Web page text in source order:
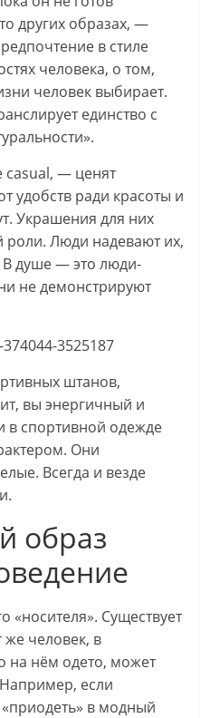
других образах, —
в стиле
человека, о том,
человек выбирает.
единство с
— ценят
удобств ради красоты и
Украшения для них
роли. Люди надевают их,
В душе — это люди-
не демонстрируют
штанов,
вы энергичный и
в спортивной одежде
Они
Всегда и везде
образ
«носителя». Существует
же человек, в
на нём одето, может
если
в модный